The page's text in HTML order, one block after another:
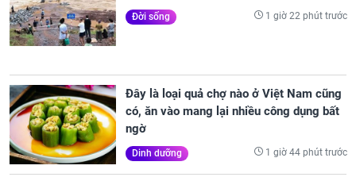
Đời sống 1 giờ 22 phút trước
Đây là loại quả chợ nào ở Việt Nam cũng
có, ăn vào mang lại nhiều công dụng bất
ngờ
Dinh dưỡng 1 giờ 44 phút trước